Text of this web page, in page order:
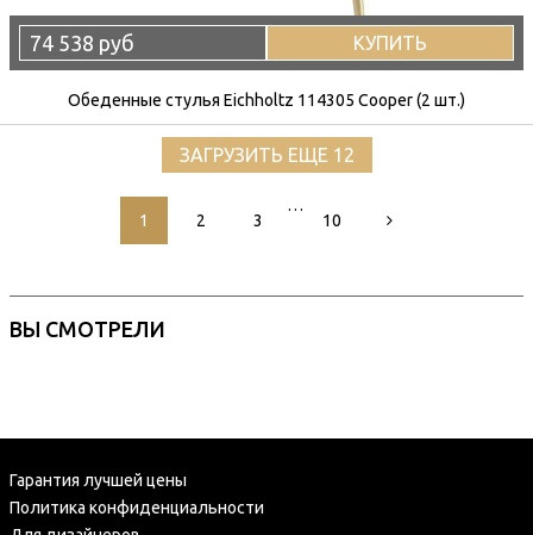
74 538 руб КУПИТЬ
Обеденные стулья Eichholtz 114305 Cooper (2 шт.)
ЗАГРУЗИТЬ ЕЩЕ 12
1 2 3
…
10
ВЫ СМОТРЕЛИ
Гарантия лучшей цены
Политика конфиденциальности